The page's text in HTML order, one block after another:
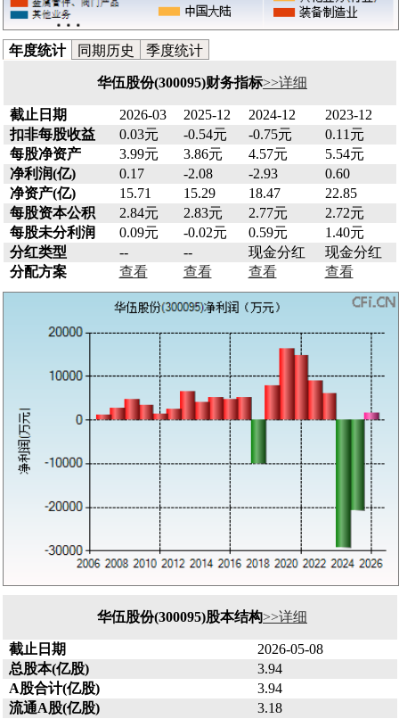
年度统计 同期历史 季度统计
华伍股份(300095)财务指标>>详细
截止日期 2026-03 2025-12 2024-12
2023-12
扣非每股收益
0.03元 -0.54元 -0.75元
0.11元
每股净资产
3.99元 3.86元 4.57元
5.54元
净利润(亿)
0.17 -2.08 -2.93
0.60
净资产(亿)
15.71 15.29 18.47
22.85
每股资本公积
2.84元 2.83元 2.77元
2.72元
每股未分利润
0.09元 -0.02元 0.59元
1.40元
分红类型
-- -- 现金分红
现金分红
分配方案
查看 查看 查看 查看
华伍股份(300095)股本结构>>详细
截止日期
2026-05-08
总股本(亿股)
3.94
A股合计(亿股)
3.94
流通A股(亿股)
3.18